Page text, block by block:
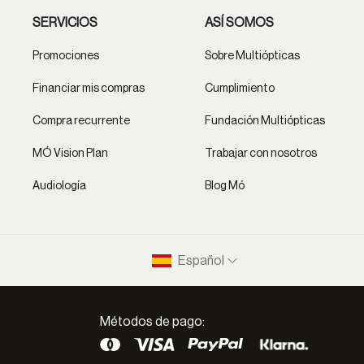
SERVICIOS
Promociones
Financiar mis compras
Compra recurrente
MÓ Vision Plan
Audiología
ASÍ SOMOS
Sobre Multiópticas
Cumplimiento
Fundación Multiópticas
Trabajar con nosotros
Blog Mó
Español
Métodos de pago: